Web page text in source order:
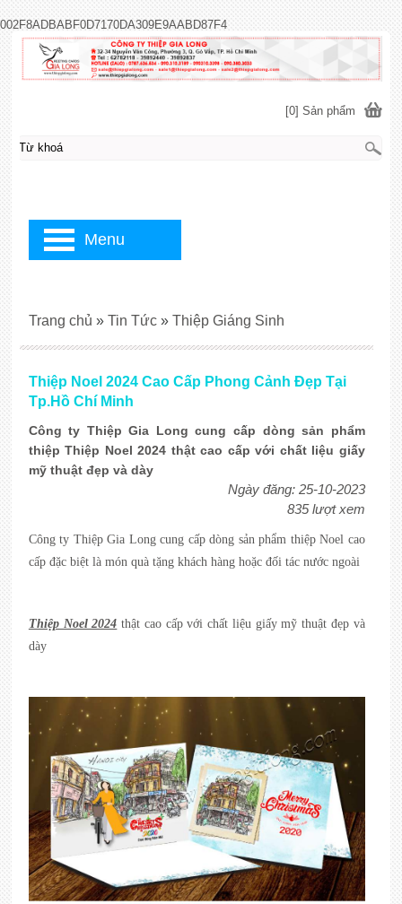
002F8ADBABF0D7170DA309E9AABD87F4
Thiệp Noel 2024 Cao Cấp Phong Cảnh Đẹp Tại
Tp.Hồ Chí Minh
Công ty Thiệp Gia Long cung cấp dòng sản phẩm
thiệp Thiệp Noel 2024 thật cao cấp với chất liệu giấy
mỹ thuật đẹp và dày
Ngày đăng: 25-10-2023
835 lượt xem
Công ty Thiệp Gia Long cung cấp dòng sản phẩm thiệp Noel cao
cấp đặc biệt là món quà tặng khách hàng hoặc đối tác nước ngoài
Thiệp Noel 2024 thật cao cấp với chất liệu giấy mỹ thuật đẹp và
dày
Trang chủ » Tin Tức » Thiệp Giáng Sinh
[0] Sản phẩm
Menu